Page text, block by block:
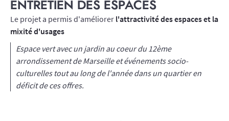
ENTRETIEN DES ESPACES
Le projet a permis d'améliorer l'attractivité des espaces et la
mixité d'usages
Espace vert avec un jardin au coeur du 12ème
arrondissement de Marseille et événements socio-
culturelles tout au long de l'année dans un quartier en
déficit de ces offres.